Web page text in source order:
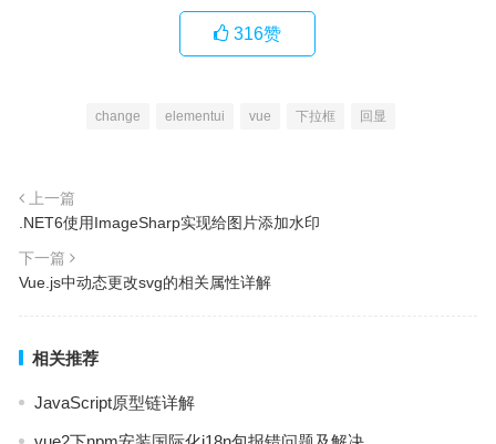
316赞
change elementui vue 下拉框 回显
上一篇
.NET6使用ImageSharp实现给图片添加水印
下一篇
Vue.js中动态更改svg的相关属性详解
相关推荐
JavaScript原型链详解